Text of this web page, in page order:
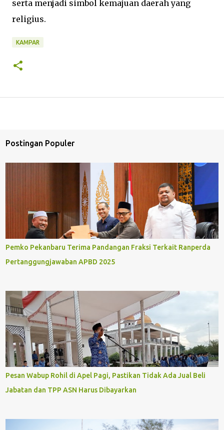
serta menjadi simbol kemajuan daerah yang
religius.
KAMPAR
Postingan Populer
Pemko Pekanbaru Terima Pandangan Fraksi Terkait Ranperda
Pertanggungjawaban APBD 2025
Pesan Wabup Rohil di Apel Pagi, Pastikan Tidak Ada Jual Beli
Jabatan dan TPP ASN Harus Dibayarkan